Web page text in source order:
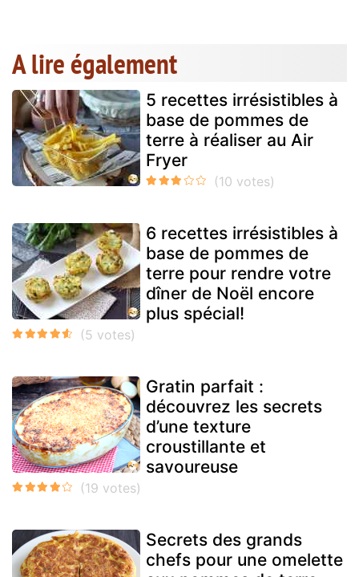
A lire également
5 recettes irrésistibles à
base de pommes de
terre à réaliser au Air
Fryer
6 recettes irrésistibles à
base de pommes de
terre pour rendre votre
dîner de Noël encore
plus spécial!
Gratin parfait :
découvrez les secrets
d’une texture
croustillante et
savoureuse
Secrets des grands
chefs pour une omelette